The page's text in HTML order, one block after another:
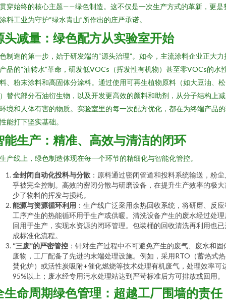
穿始终的核心主题——绿色制造。这不仅是一次生产方式的革新，更是
料工业为守护“绿水青山”所作出的庄严承诺。
头减量：绿色配方从实验室开始
制造的第一步，始于研发端的“源头治理”。如今，主流涂料企业正大力
品的“油转水”革命，研发低VOCs（挥发性有机物）甚至零VOCs的水
、粉末涂料和高固体分涂料。通过使用可再生植物原料（如大豆油、松
替代部分石油衍生物，以及开发更高效的颜料和助剂，从分子结构上
境和人体有害的物质。实验室里的每一次配方优化，都在为终端产品
能打下坚实基础。
能生产：精准、高效与清洁的闭环
产线上，绿色制造体现在每一个环节的精细化与智能化管控。
全封闭自动化投料与分散 ：原料通过密闭管道和投料系统输送，粉
乎被完全控制。高效的密闭分散与研磨设备，在提升生产效率的极大
少了物料的挥发与损耗。
能源与资源循环利用 ：生产线广泛采用余热回收系统，将研磨、反
工序产生的热能循环用于生产或供暖。清洗设备产生的废水经过处理
回用于生产，实现水资源的闭环管理。包装桶的回收清洗再利用也已
成标准化流程。
“三废”的严密管控 ：针对生产过程中不可避免产生的废气、废水和固
废物，工厂配备了先进的末端处理设施。例如，采用RTO（蓄热式
焚化炉）或活性炭吸附+催化燃烧等技术处理有机废气，处理效率可
95%以上；废水经专用污水处理站达到严苛标准后方可排放或回用。
生命周期绿色管理：超越工厂围墙的责任